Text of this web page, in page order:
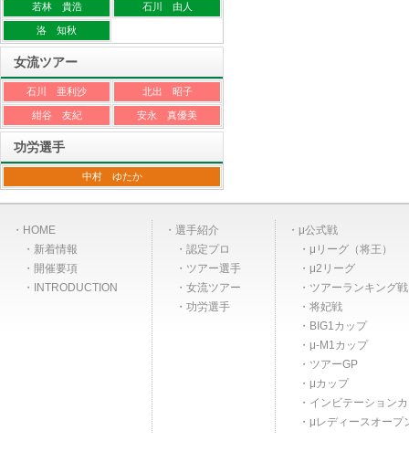
若林 貴浩 石川 由人
洛 知秋
女流ツアー
石川 亜利沙 北出 昭子
紺谷 友紀 安永 真優美
功労選手
中村 ゆたか
HOME
新着情報
開催要項
INTRODUCTION
選手紹介
認定プロ
ツアー選手
女流ツアー
功労選手
μ公式戦
μリーグ（将王）
μ2リーグ
ツアーランキング
将妃戦
BIG1カップ
μ-M1カップ
ツアーGP
μカップ
インビテーション
μレディースオープ